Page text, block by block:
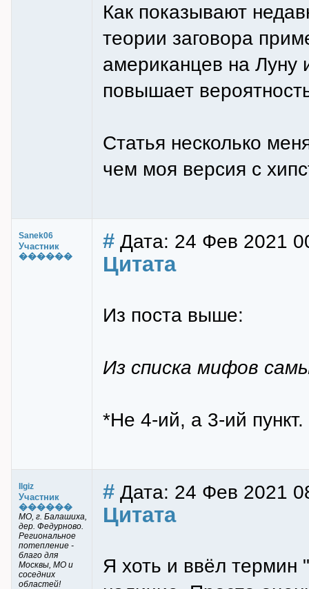
Как показывают
теории заговора
американцев на Луну
повышает
Статья несколько
чем моя версия с
Sanek06
Участник
������
# Дата: 24 Фев 2021
Цитата
Из поста выше:
Из списка мифов
*Не 4-ий, а 3-ий пункт.
Ilgiz
Участник
������
МО, г. Балашиха,
дер. Федурново.
Региональное
потепление -
благо для
Москвы, МО и
соседних
областей!
# Дата: 24 Фев 2021
Цитата
Я хоть и ввёл термин